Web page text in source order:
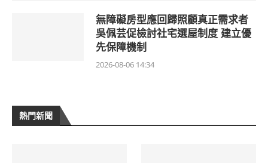
無障礙房型應回歸照顧真正需求者
吳佩芸促檢討社宅選屋制度 建立優
先保障機制
2026-08-06 14:34
熱門新聞